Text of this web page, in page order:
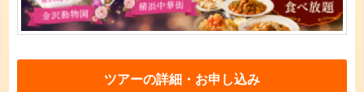
ツアーの詳細・お申し込み